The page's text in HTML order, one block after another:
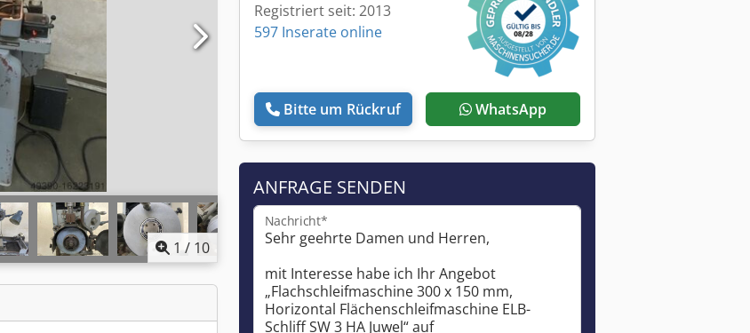
1 / 10
Registriert seit: 2013
597 Inserate online
Bitte um Rückruf WhatsApp
ANFRAGE SENDEN
Nachricht*